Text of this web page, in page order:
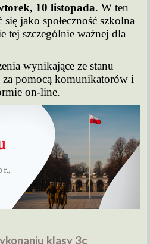
10 listopada. W ten
jako społeczność szkolna
tej szczególnie ważnej dla
wynikające ze stanu
za pomocą komunikatorów i
on-line.
klasy 3c